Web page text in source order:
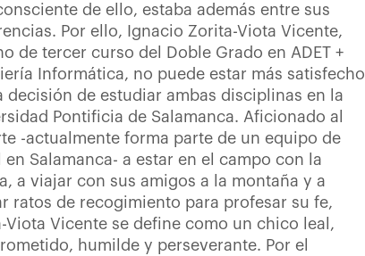
de ello, estaba además entre sus
Por ello, Ignacio Zorita-Viota Vicente,
de tercer curso del Doble Grado en ADET +
Informática, no puede estar más satisfecho
decisión de estudiar ambas disciplinas en la
Pontificia de Salamanca. Aficionado al
-actualmente forma parte de un equipo de
Salamanca- a estar en el campo con la
a viajar con sus amigos a la montaña y a
ratos de recogimiento para profesar su fe,
Viota Vicente se define como un chico leal,
humilde y perseverante. Por el